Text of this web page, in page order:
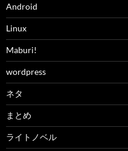
Android
Linux
Maburi!
wordpress
ネタ
まとめ
ライトノベル